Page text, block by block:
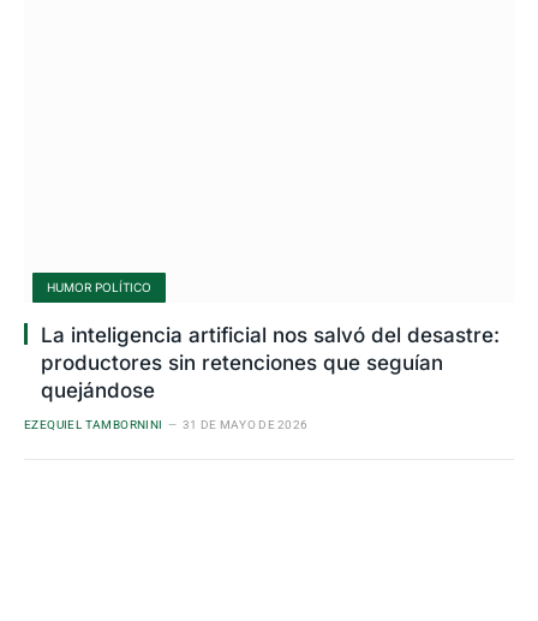
HUMOR POLÍTICO
La inteligencia artificial nos salvó del desastre:
productores sin retenciones que seguían
quejándose
EZEQUIEL TAMBORNINI 31 DE MAYO DE 2026